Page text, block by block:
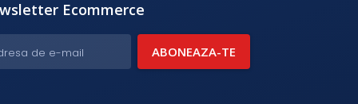
Ecommerce